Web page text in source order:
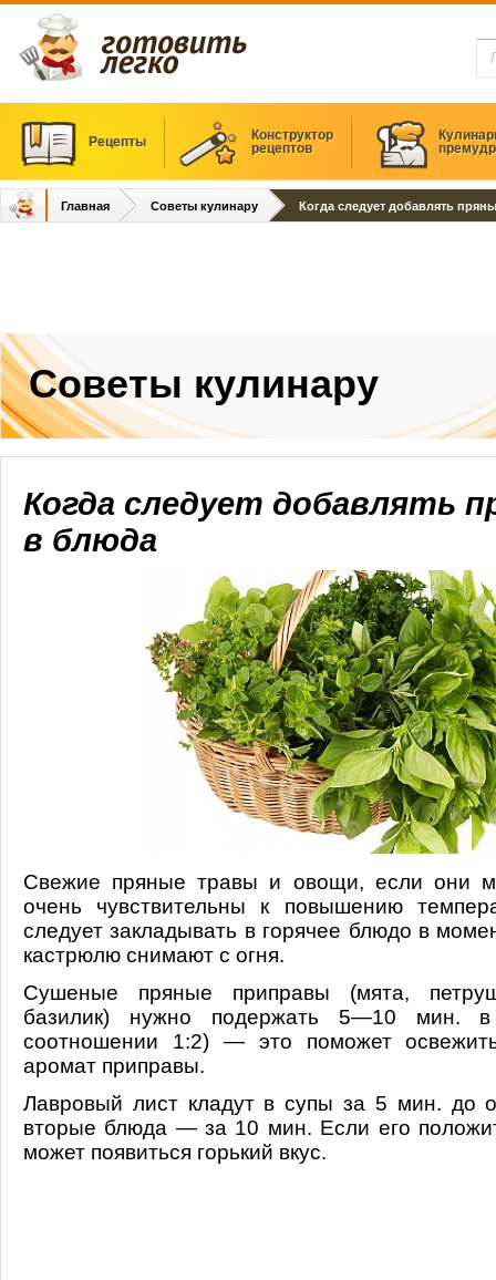
Рецепты
Конструктор
рецептов
Главная Советы кулинару Когда следует добавлять
Советы кулинару
Когда следует добавлять
в блюда
Свежие пряные травы и овощи, если они
очень чувствительны к повышению
следует закладывать в горячее блюдо в
кастрюлю снимают с огня.
Сушеные пряные приправы (мята,
базилик) нужно подержать 5—10 мин.
соотношении 1:2) — это поможет
аромат приправы.
Лавровый лист кладут в супы за 5 мин. до
вторые блюда — за 10 мин. Если его
может появиться горький вкус.